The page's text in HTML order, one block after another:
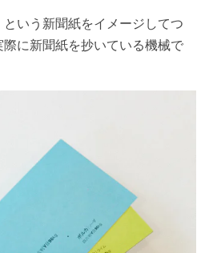
いう新聞紙をイメージしてつ
に新聞紙を抄いている機械で